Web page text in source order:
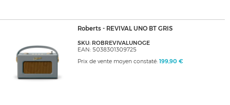
Roberts - REVIVAL UNO BT GRIS
SKU: ROBREVIVALUNOGE
EAN: 5038301309725
Prix de vente moyen constaté: 199,90 €